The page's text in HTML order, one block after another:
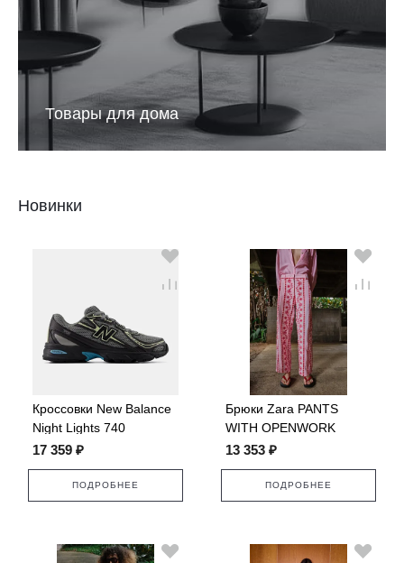
Товары для дома
Новинки
Кроссовки New Balance
Night Lights 740
17 359 ₽
ПОДРОБНЕЕ
Брюки Zara PANTS
WITH OPENWORK
EMBROIDERY
13 353 ₽
ПОДРОБНЕЕ